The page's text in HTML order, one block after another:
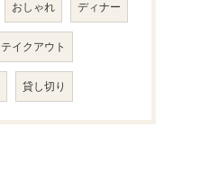
おしゃれ ディナー
テイクアウト
貸し切り